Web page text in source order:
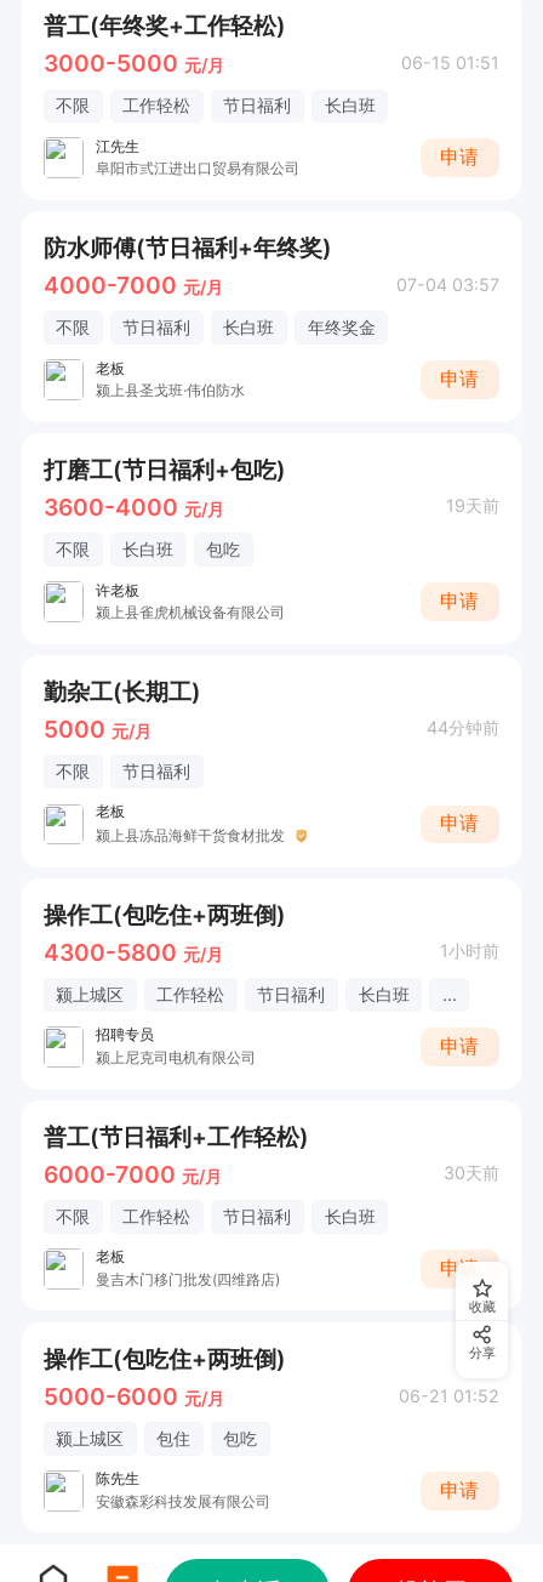
普工(年终奖+工作轻松)
3000-5000 元/月 06-15 01:51
不限 工作轻松 节日福利 长白班
江先生
阜阳市弎江进出口贸易有限公司
申请
防水师傅(节日福利+年终奖)
4000-7000 元/月 07-04 03:57
不限 节日福利 长白班 年终奖金
老板
颍上县圣戈班·伟伯防水
申请
打磨工(节日福利+包吃)
3600-4000 元/月 19天前
不限 长白班 包吃
许老板
颍上县雀虎机械设备有限公司
申请
勤杂工(长期工)
5000 元/月 44分钟前
不限 节日福利
老板
颍上县冻品海鲜干货食材批发
申请
操作工(包吃住+两班倒)
4300-5800 元/月 1小时前
颍上城区 工作轻松 节日福利 长白班 ...
招聘专员
颍上尼克司电机有限公司
申请
普工(节日福利+工作轻松)
6000-7000 元/月 30天前
不限 工作轻松 节日福利 长白班
老板
曼吉木门移门批发(四维路店)
申请
操作工(包吃住+两班倒)
5000-6000 元/月 06-21 01:52
颍上城区 包住 包吃
陈先生
安徽森彩科技发展有限公司
申请
收藏
分享